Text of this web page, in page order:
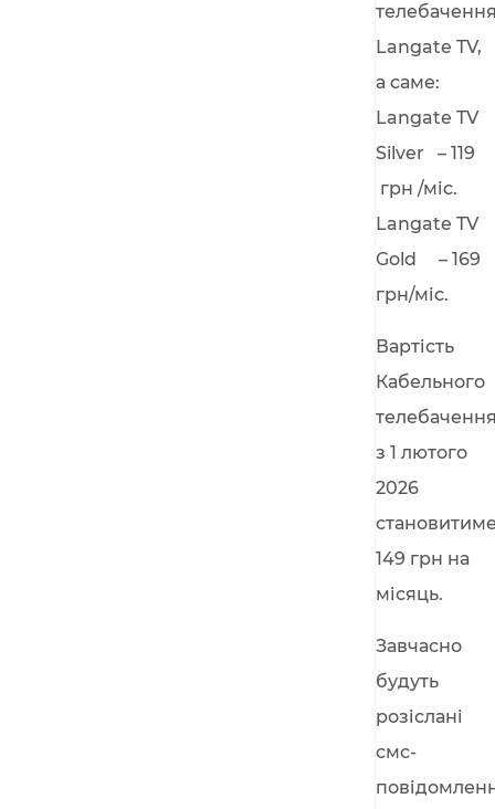
Langate TV,
а саме:
Langate TV
Silver – 119
грн /міс.
Langate TV
Gold – 169
грн/міс.
Вартість
Кабельного
з 1 лютого
2026
149 грн на
місяць.
Завчасно
будуть
розіслані
смс-